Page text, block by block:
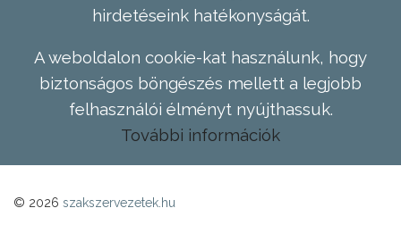
hirdetéseink hatékonyságát.
A weboldalon cookie-kat használunk, hogy
biztonságos böngészés mellett a legjobb
felhasználói élményt nyújthassuk.
További információk
© 2026 szakszervezetek.hu